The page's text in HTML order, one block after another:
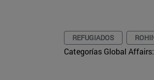
REFUGIADOS
Categorías Global Affairs: